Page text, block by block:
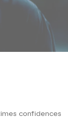
confidences